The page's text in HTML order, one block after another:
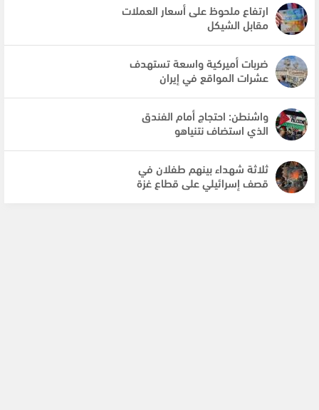
ارتفاع ملحوظ على أسعار العملات
مقابل الشيكل
ضربات أميركية واسعة تستهدف
عشرات المواقع في إيران
واشنطن: احتجاج أمام الفندق
الذي استضاف نتنياهو
ثلاثة شهداء بينهم طفلان في
قصف إسرائيلي على قطاع غزة